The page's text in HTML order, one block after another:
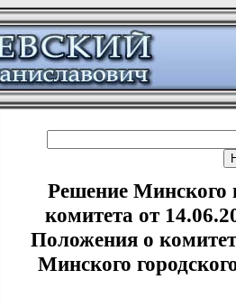
Решение Минского
комитета от
Положения о
Минского